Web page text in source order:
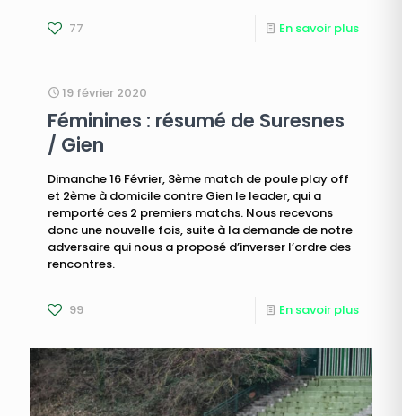
77 En savoir plus
19 février 2020
Féminines : résumé de Suresnes
/ Gien
Dimanche 16 Février, 3ème match de poule play off
et 2ème à domicile contre Gien le leader, qui a
remporté ces 2 premiers matchs. Nous recevons
donc une nouvelle fois, suite à la demande de notre
adversaire qui nous a proposé d’inverser l’ordre des
rencontres.
99 En savoir plus